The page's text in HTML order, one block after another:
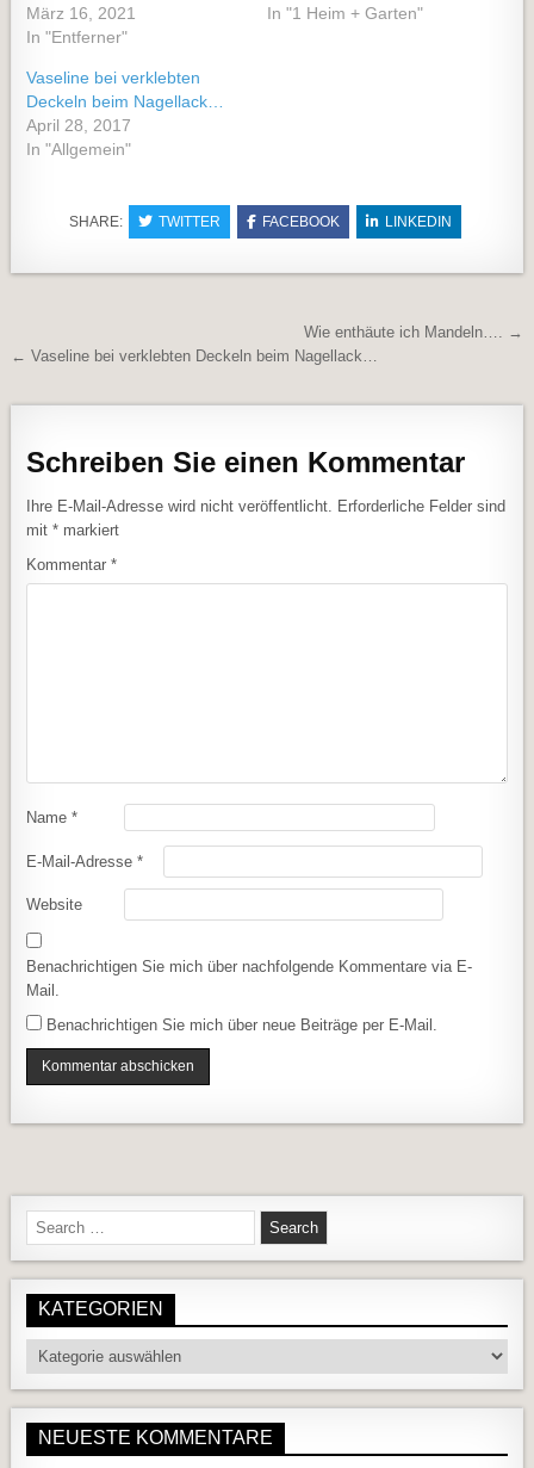
März 16, 2021
In "Entferner"
In "1 Heim + Garten"
Vaseline bei verklebten
Deckeln beim Nagellack…
April 28, 2017
In "Allgemein"
SHARE: TWITTER FACEBOOK LINKEDIN
BeitragsnavigationWie enthäute ich Mandeln…. →
← Vaseline bei verklebten Deckeln beim Nagellack…
Schreiben Sie einen Kommentar
Ihre E-Mail-Adresse wird nicht veröffentlicht.
Erforderliche Felder sind
mit* markiert
Kommentar*
Name*
E-Mail-Adresse*
Website
Benachrichtigen Sie mich über nachfolgende Kommentare via E-
Mail.
Benachrichtigen Sie mich über neue Beiträge per E-Mail.
Search for:
KATEGORIEN
Kategorien
NEUESTE KOMMENTARE